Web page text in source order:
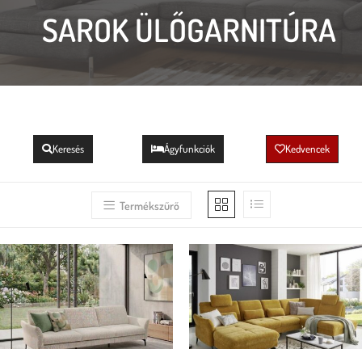
SAROK ÜLŐGARNITÚRA
Keresés Ágyfunkciók Kedvencek
Termékszűrő